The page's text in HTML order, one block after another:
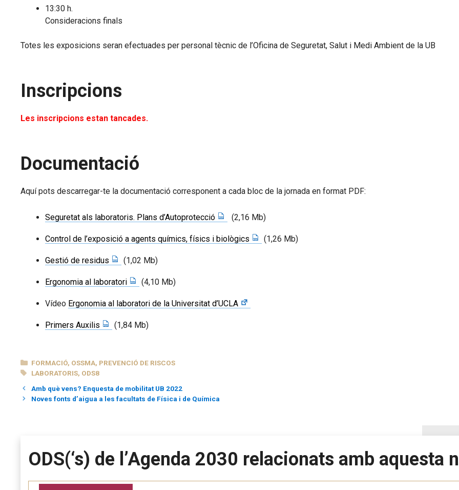
13:30 h.
Consideracions finals
Totes les exposicions seran efectuades per personal tècnic de l’Oficina de Seguretat, Salut i Medi Ambient de la UB
Inscripcions
Les inscripcions estan tancades.
Documentació
Aquí pots descarregar-te la documentació corresponent a cada bloc de la jornada en format PDF:
Seguretat als laboratoris. Plans d’Autoprotecció (2,16 Mb)
Control de l’exposició a agents químics, físics i biològics (1,26 Mb)
Gestió de residus (1,02 Mb)
Ergonomia al laboratori (4,10 Mb)
Vídeo Ergonomia al laboratori de la Universitat d’UCLA
Primers Auxilis (1,84 Mb)
CATEGORIES
FORMACIÓ, OSSMA, PREVENCIÓ DE RISCOS
ETIQUETES
LABORATORIS, ODS8
Amb què vens? Enquesta de mobilitat UB 2022
Noves fonts d’aigua a les facultats de Física i de Química
ODS(‘s) de l’Agenda 2030 relacionats amb aquesta